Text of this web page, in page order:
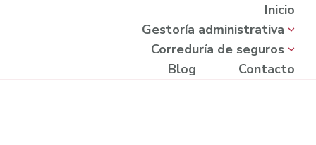
Inicio
Gestoría administrativa
Correduría de seguros
Blog
Contacto